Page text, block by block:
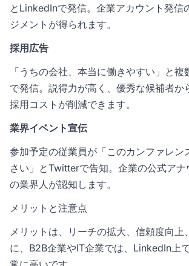
とLinkedInで発信。企業アカウント発信
ジメントが得られます。
採用広告
「うちの会社、本当に働きやすい」と
で発信。説得力が高く、優秀な候補者か
採用コストが削減できます。
業界イベント宣伝
参加予定の従業員が「このカンファレン
さい」とTwitterで告知。企業の公式アナ
の業界人が認知します。
メリットと注意点
メリットは、リーチの拡大、信頼度向上
に、B2B企業やIT企業では、LinkedIn上